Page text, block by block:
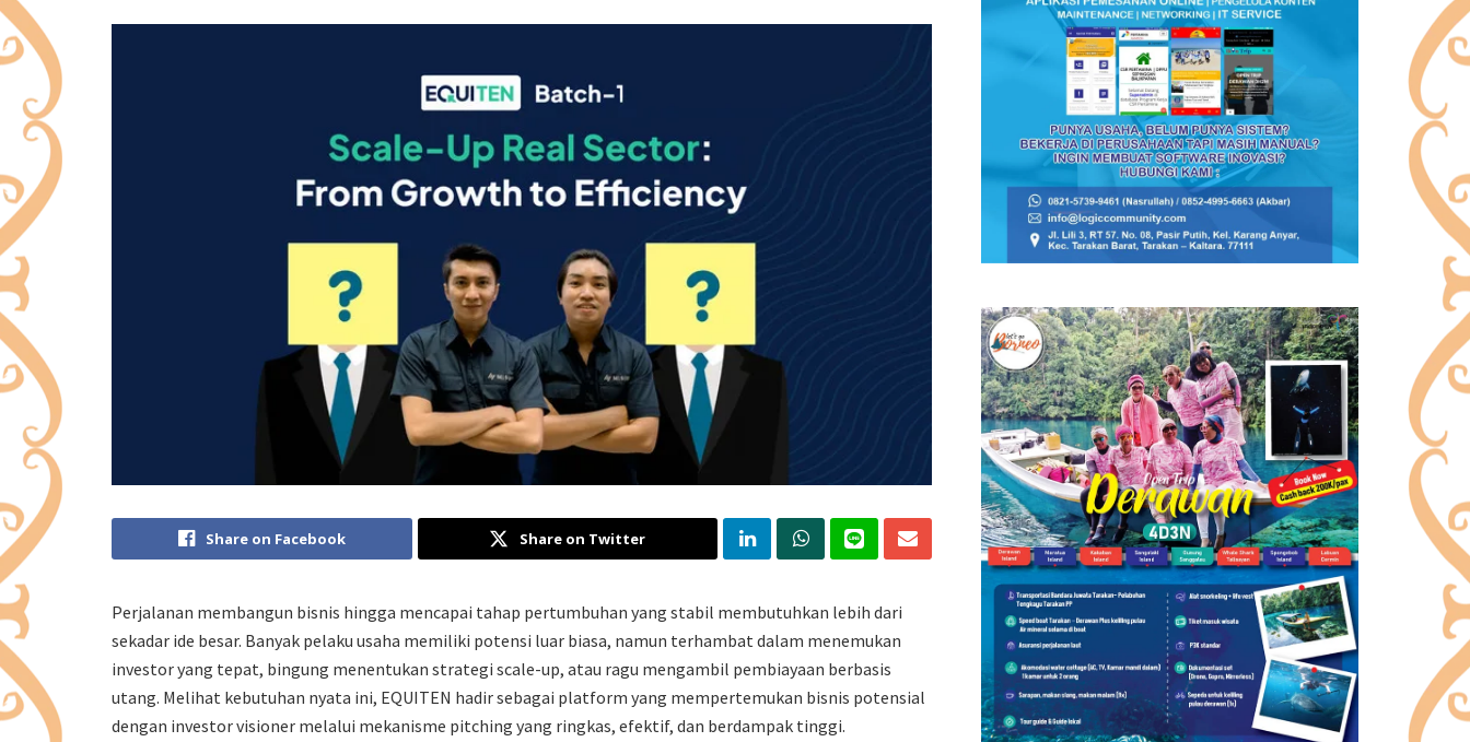
Share on Facebook Share on Twitter
Perjalanan membangun bisnis hingga mencapai tahap pertumbuhan yang stabil membutuhkan lebih dari
sekadar ide besar. Banyak pelaku usaha memiliki potensi luar biasa, namun terhambat dalam menemukan
investor yang tepat, bingung menentukan strategi scale-up, atau ragu mengambil pembiayaan berbasis
utang. Melihat kebutuhan nyata ini, EQUITEN hadir sebagai platform yang mempertemukan bisnis potensial
dengan investor visioner melalui mekanisme pitching yang ringkas, efektif, dan berdampak tinggi.